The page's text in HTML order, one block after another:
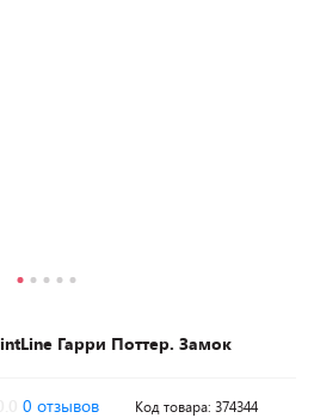
Гарри Поттер. Замок
0 отзывов Код товара: 374344